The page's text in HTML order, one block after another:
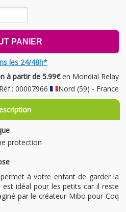
PANIER
les 24/48h*
à partir de 5.99€en Mondial Relay
Réf.: 00007966
Nord (59) - France
protection
à votre enfant de garder la
idéal pour les petits car il reste
par le créateur Mibo pour Coq